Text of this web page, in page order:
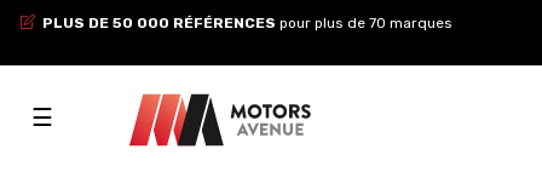
PLUS DE 50 000 RÉFÉRENCES pour plus de 70 marques
Toggle
navigation
☰